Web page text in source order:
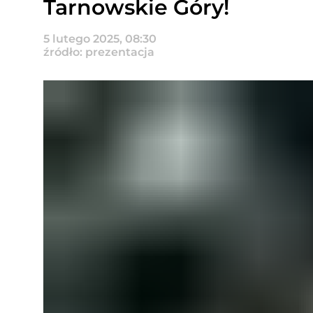
Tarnowskie Góry!
5 lutego 2025, 08:30
źródło: prezentacja